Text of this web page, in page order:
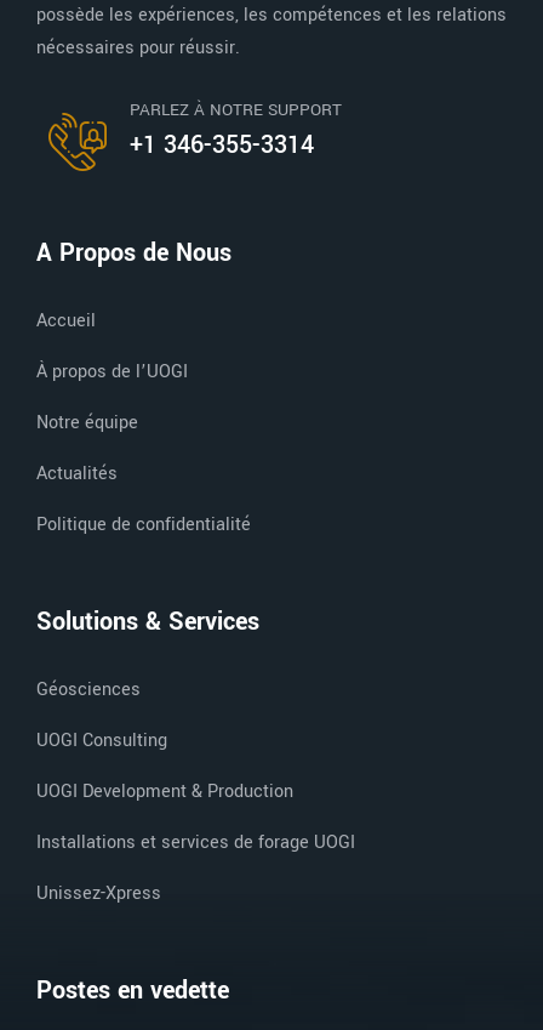
possède les expériences, les compétences et les relations
nécessaires pour réussir.
PARLEZ À NOTRE SUPPORT
+1 346-355-3314
A Propos de Nous
Accueil
À propos de l’UOGI
Notre équipe
Actualités
Politique de confidentialité
Solutions & Services
Géosciences
UOGI Consulting
UOGI Development & Production
Installations et services de forage UOGI
Unissez-Xpress
Postes en vedette